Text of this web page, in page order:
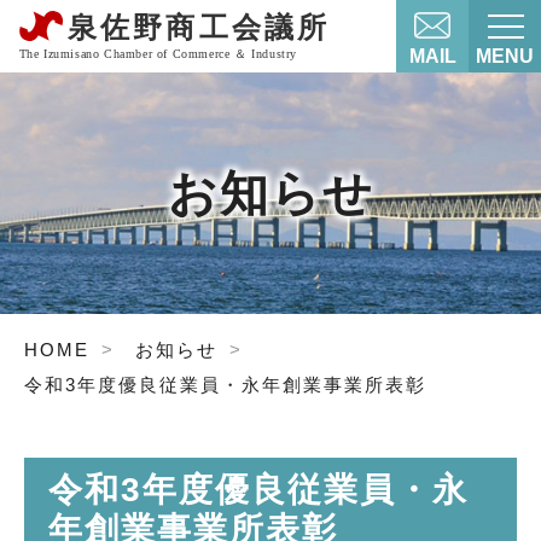
MAIL MENU
お知らせ
HOME
お知らせ
令和3年度優良従業員・永年創業事業所表彰
令和3年度優良従業員・永
年創業事業所表彰